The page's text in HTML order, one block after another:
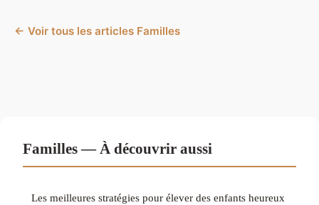
← Voir tous les articles Familles
Familles — À découvrir aussi
Les meilleures stratégies pour élever des enfants heureux